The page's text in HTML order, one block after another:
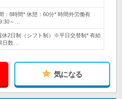
：8時間* 休憩：60分* 時間外労働有
～…
休2日制（シフト制）※平日交替制* 有給
日数…
気になる